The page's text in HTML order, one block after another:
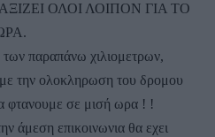
ΟΛΟΙ ΛΟΙΠΟΝ ΓΙΑ ΤΟ
παραπάνω χιλιομετρων,
με την ολοκληρωση του δρομου
φτανουμε σε μισή ωρα ! !
άμεση επικοινωνια θα εχει